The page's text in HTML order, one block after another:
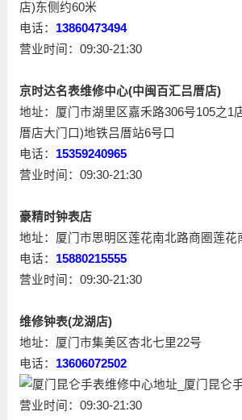
店)东侧约60米
电话： 13860473494
营业时间：09:30-21:30
京时达名表维修中心(中闽百汇吕厝店)
地址：厦门市湖里区嘉禾路306号105之1
厝店大门口)地铁吕厝站6号口
电话： 15359240965
营业时间：09:30-21:30
豪精时钟表店
地址：厦门市思明区莲花南北路商圈莲花
电话： 15880215555
营业时间：09:30-21:30
维修钟表(龙湖店)
地址：厦门市集美区杏北七里22号
电话： 13606072502
营业时间：09:30-21:30